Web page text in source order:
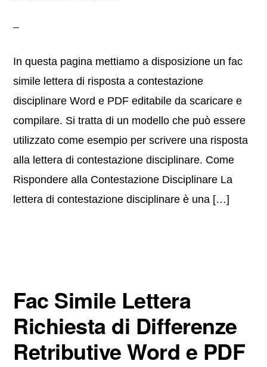
In questa pagina mettiamo a disposizione un fac
simile lettera di risposta a contestazione
disciplinare Word e PDF editabile da scaricare e
compilare. Si tratta di un modello che può essere
utilizzato come esempio per scrivere una risposta
alla lettera di contestazione disciplinare. Come
Rispondere alla Contestazione Disciplinare La
lettera di contestazione disciplinare è una […]
Fac Simile Lettera
Richiesta di Differenze
Retributive Word e PDF